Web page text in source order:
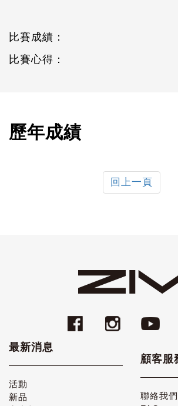
比賽成績：
比賽心得：
歷年成績
回上一頁
最新消息
活動
新品
顧客服
聯絡我們